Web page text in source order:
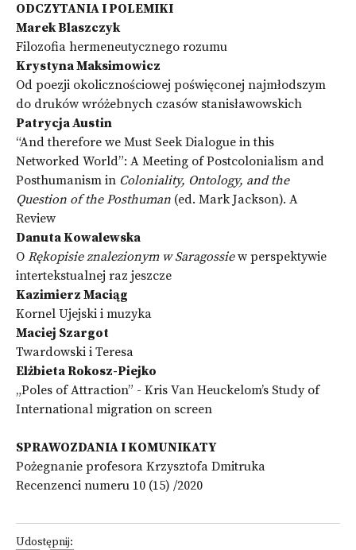
ODCZYTANIA I POLEMIKI
Marek Blaszczyk
Filozofia hermeneutycznego rozumu
Krystyna Maksimowicz
Od poezji okolicznościowej poświęconej najmłodszym
do druków wróżebnych czasów stanisławowskich
Patrycja Austin
“And therefore we Must Seek Dialogue in this
Networked World”: A Meeting of Postcolonialism and
Posthumanism in Coloniality, Ontology, and the
Question of the Posthuman (ed. Mark Jackson). A
Review
Danuta Kowalewska
O Rękopisie znalezionym wSaragossiew perspektywie
intertekstualnej raz jeszcze
Kazimierz Maciąg
Kornel Ujejski i muzyka
Maciej Szargot
Twardowski i Teresa
Elżbieta Rokosz-Piejko
„Poles of Attraction” - Kris Van Heuckelom’s Study of
International migration on screen
SPRAWOZDANIA I KOMUNIKATY
Pożegnanie profesora Krzysztofa Dmitruka
Recenzenci numeru 10 (15) /2020
Udostępnij: